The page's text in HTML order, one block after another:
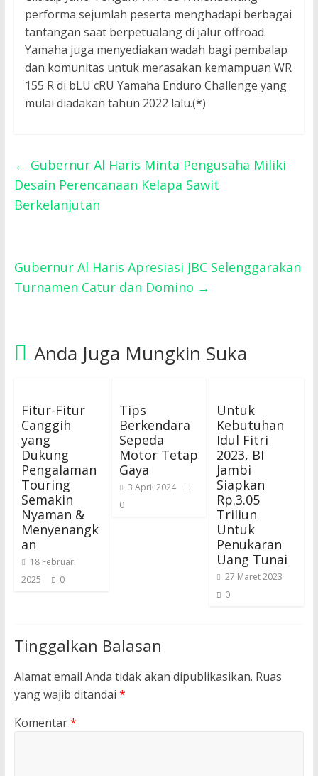
performa sejumlah peserta menghadapi berbagai
tantangan saat berpetualang di jalur offroad.
Yamaha juga menyediakan wadah bagi pembalap
dan komunitas untuk merasakan kemampuan WR
155 R di bLU cRU Yamaha Enduro Challenge yang
mulai diadakan tahun 2022 lalu.(*)
← Gubernur Al Haris Minta Pengusaha Miliki
Desain Perencanaan Kelapa Sawit
Berkelanjutan
Gubernur Al Haris Apresiasi JBC Selenggarakan
Turnamen Catur dan Domino →
Anda Juga Mungkin Suka
Fitur-Fitur
Canggih
yang
Dukung
Pengalaman
Touring
Semakin
Nyaman &
Menyenangk
an
18 Februari
2025
0
Tips
Berkendara
Sepeda
Motor Tetap
Gaya
3 April 2024
0
Untuk
Kebutuhan
Idul Fitri
2023, BI
Jambi
Siapkan
Rp.3.05
Triliun
Untuk
Penukaran
Uang Tunai
27 Maret 2023
0
Tinggalkan Balasan
Alamat email Anda tidak akan dipublikasikan. Ruas
yang wajib ditandai *
Komentar*